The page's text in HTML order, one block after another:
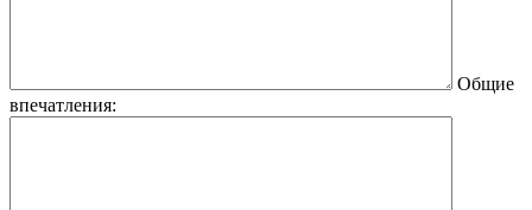
Общие
впечатления: